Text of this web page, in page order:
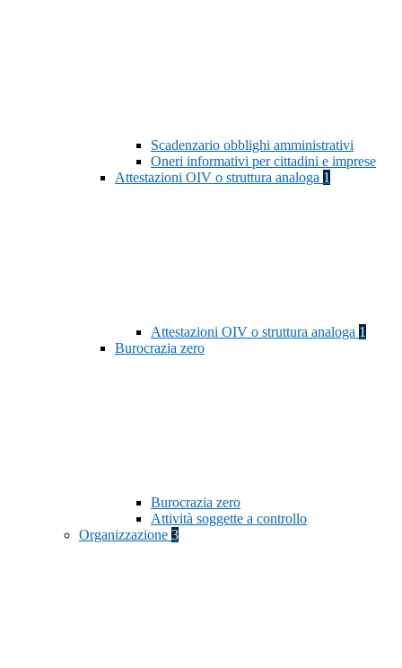
Scadenzario obblighi amministrativi
Oneri informativi per cittadini e imprese
Attestazioni OIV o struttura analoga 1
Attestazioni OIV o struttura analoga 1
Burocrazia zero
Burocrazia zero
Attività soggette a controllo
Organizzazione 3